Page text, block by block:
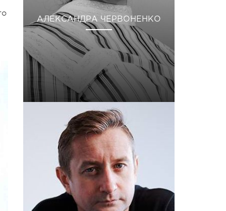
АЛЕКСАНДРА ЧЕРВОНЕНКО